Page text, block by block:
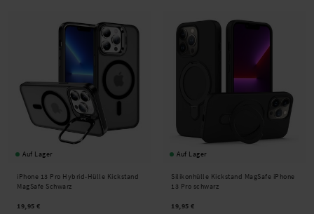
Auf Lager
iPhone 13 Pro Hybrid-Hülle Kickstand
MagSafe Schwarz
19,95 €
Auf Lager
Silikonhülle Kickstand MagSafe iPhone
13 Pro schwarz
19,95 €